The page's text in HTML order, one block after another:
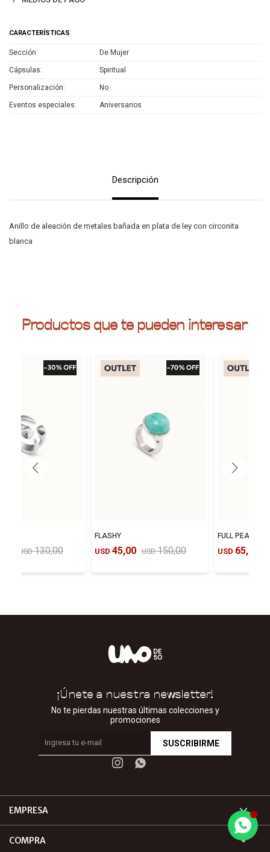
CARACTERÍSTICAS
Sección De Mujer
Cápsulas Spiritual
Personalización No
Eventos especiales Aniversarios
Descripción
Anillo de aleación de metales bañada en plata de ley con circonita
blanca
Productos que te pueden interesar
USD 130,00
FLASHY
USD 45,00 USD 150,00
FULL
USD 65,00
EMPRESA
COMPRA
¡Únete a nuestra newsletter!
No te pierdas nuestras últimas colecciones y
promociones
SUSCRIBIRME
 